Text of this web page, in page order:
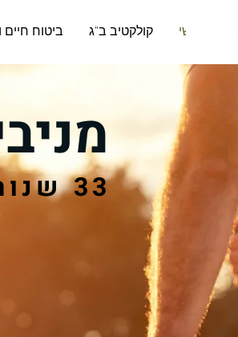
ראשי קולקטיב ב"ג ביטוח
33 שנות מצוינות בביטוח ופיננסים